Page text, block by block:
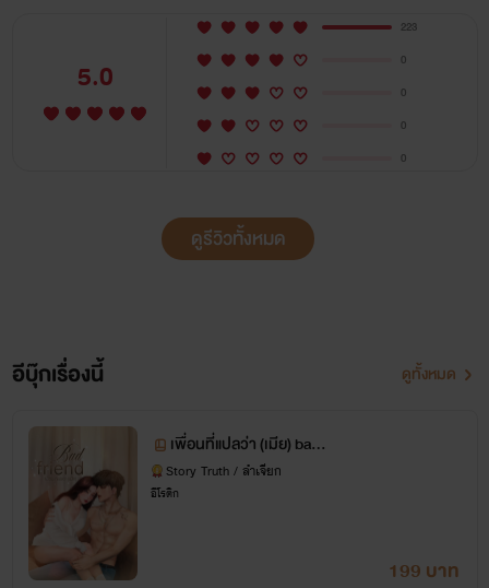
สาวห้าว แต่ข้างในอ่อนหวาน
———-แนะนำเรื่อง——-
เพราะความที่เป็นเพื่อนกันมาตั้งแต่เด็กจึงยากที่จะคิดอะไรเกินเลย
คบกันมานาน’ แถมยังเปลือยกายทั้งคู่ นับจากนั้นสถานะก็ค่อยๆ
เปลี่ยนกลายเป็น ‘เพื่อนที่แปลว่าเมีย’
5.0
223
0
0
0
0
ดูรีวิวทั้งหมด
อีบุ๊กเรื่องนี้ ดูทั้งหมด
เพื่อนที่แปลว่า (เมีย) bad f
riend 20+
Story Truth / ลำเจียก
อีโรติก
199 บาท